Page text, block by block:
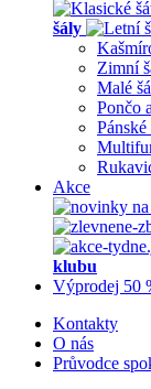
šály
Zimní
Malé
Pončo
Pánské
Akce
klubu
Výprodej 50
Kontakty
O nás
Průvodce